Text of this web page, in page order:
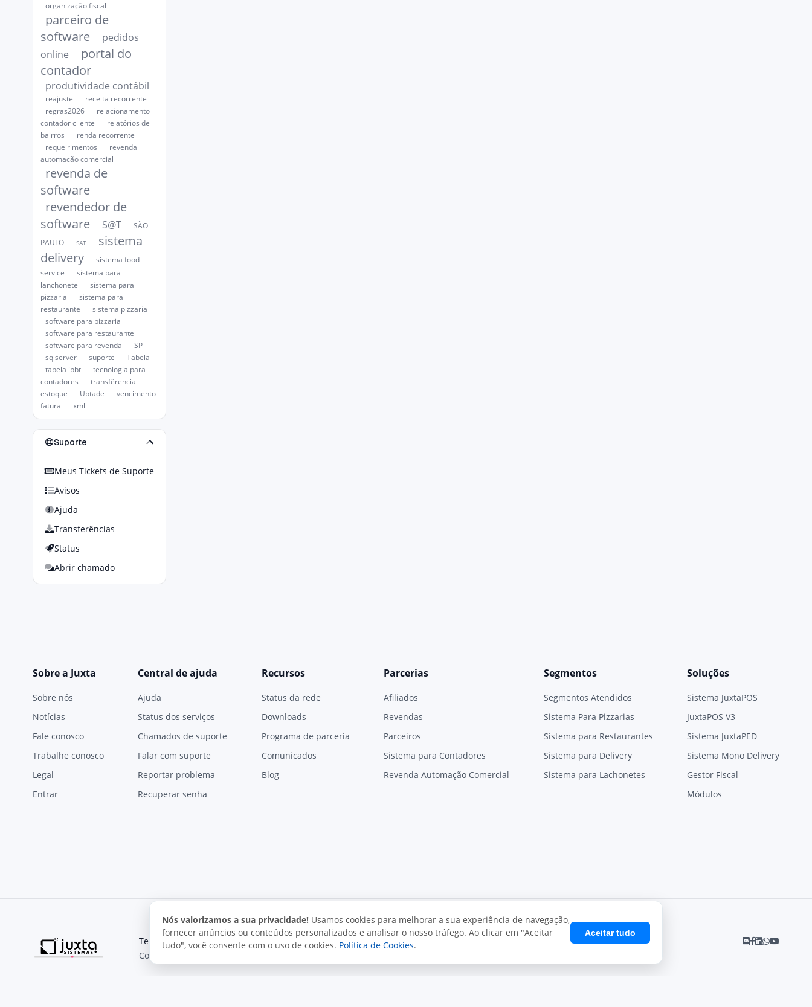
organização fiscal
parceiro de
software
pedidos
online
portal do
contador
produtividade contábil
reajuste
receita recorrente
regras2026
relacionamento
contador cliente
relatórios de
bairros
renda recorrente
requeirimentos
revenda
automação comercial
revenda de
software
revendedor de
software
S@T
SÃO
PAULO
SAT
sistema
delivery
sistema food
service
sistema para
lanchonete
sistema para
pizzaria
sistema para
restaurante
sistema pizzaria
software para pizzaria
software para restaurante
software para revenda
SP
sqlserver
suporte
Tabela
tabela ipbt
tecnologia para
contadores
transfêrencia
estoque
Uptade
vencimento
fatura
xml
Suporte
Meus Tickets de Suporte
Avisos
Ajuda
Transferências
Status
Abrir chamado
Sobre a Juxta
Sobre nós
Notícias
Fale conosco
Trabalhe conosco
Legal
Entrar
Central de ajuda
Ajuda
Status dos serviços
Chamados de suporte
Falar com suporte
Reportar problema
Recuperar senha
Recursos
Status da rede
Downloads
Programa de parceria
Comunicados
Blog
Parcerias
Afiliados
Revendas
Parceiros
Sistema para Contadores
Revenda Automação Comercial
Segmentos
Segmentos Atendidos
Sistema Para Pizzarias
Sistema para Restaurantes
Sistema para Delivery
Sistema para Lachonetes
Soluções
Sistema JuxtaPOS
JuxtaPOS V3
Sistema JuxtaPED
Sistema Mono Delivery
Gestor Fiscal
Módulos
Nós valorizamos a sua privacidade! Usamos cookies para melhorar a sua experiência de navegação,
fornecer anúncios ou conteúdos personalizados e analisar o nosso tráfego. Ao clicar em "Aceitar
tudo", você consente com o uso de cookies. Política de Cookies.
Aceitar tudo
Termos de uso Política de privacidade Uso aceitável
Direitos autorais
Copyright © 2026, Juxta Sistemas. Todos os direitos reservados.